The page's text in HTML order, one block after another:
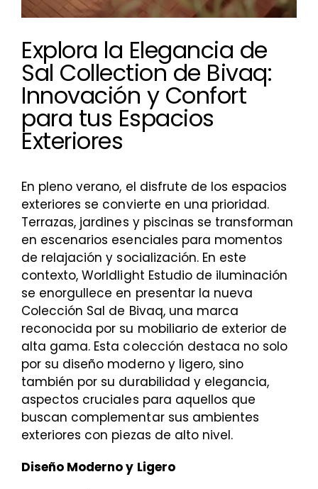
Explora la Elegancia de
Sal Collection de Bivaq:
Innovación y Confort
para tus Espacios
Exteriores
En pleno verano, el disfrute de los espacios
exteriores se convierte en una prioridad.
Terrazas, jardines y piscinas se transforman
en escenarios esenciales para momentos
de relajación y socialización. En este
contexto, Worldlight Estudio de iluminación
se enorgullece en presentar la nueva
Colección Sal de Bivaq, una marca
reconocida por su mobiliario de exterior de
alta gama. Esta colección destaca no solo
por su diseño moderno y ligero, sino
también por su durabilidad y elegancia,
aspectos cruciales para aquellos que
buscan complementar sus ambientes
exteriores con piezas de alto nivel.
Diseño Moderno y Ligero